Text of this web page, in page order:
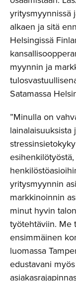
yritysmyynnissä
alkaen ja sitä
Helsingissä
myynnin ja
Satamassa
”Minulla on
yritysmyynnin
markkinoinnin
minut hyvin
työtehtäviin. Me
ensimmäinen
luomassa
edustavani